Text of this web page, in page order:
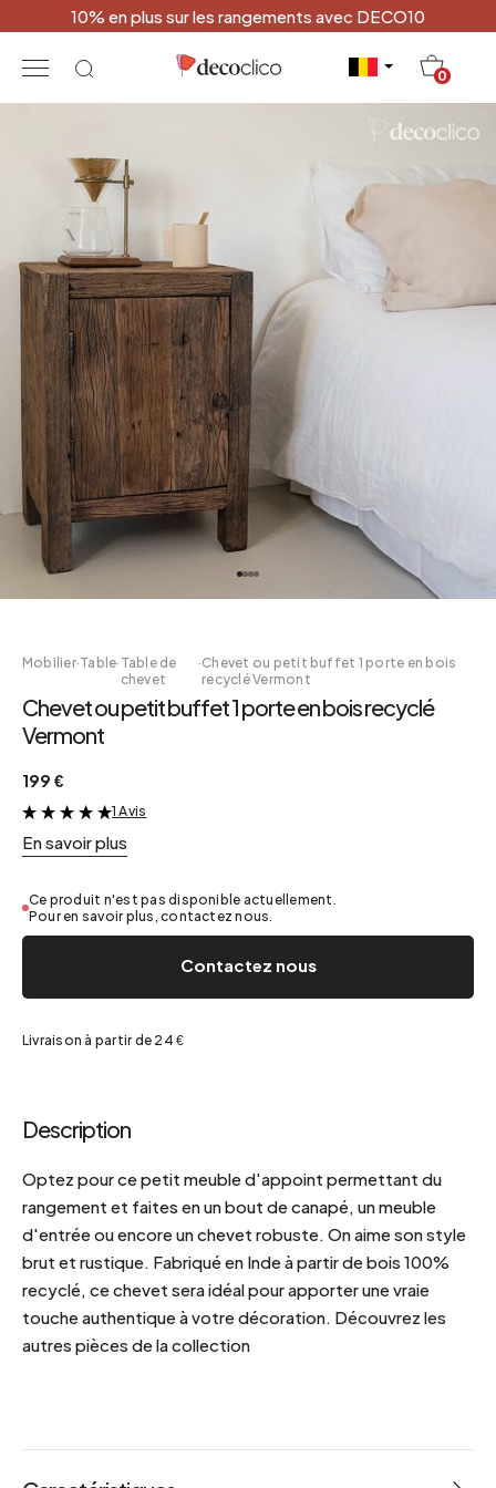
10% en plus sur les rangements avec DECO10
0
Mobilier·Table· Table de
chevet
·Chevet ou petit buffet 1 porte en bois
recyclé Vermont
Chevet ou petit buffet 1 porte en bois recyclé
Vermont
199 €
&
1 Avis
En savoir plus
Ce produit n'est pas disponible actuellement.
Pour en savoir plus, contactez nous.
Contactez nous
Livraison à partir de 24 €
Description
Optez pour ce petit meuble d'appoint permettant du
rangement et faites en un bout de canapé, un meuble
d'entrée ou encore un chevet robuste. On aime son style
brut et rustique. Fabriqué en Inde à partir de bois 100%
recyclé, ce chevet sera idéal pour apporter une vraie
touche authentique à votre décoration. Découvrez les
autres pièces de la collection